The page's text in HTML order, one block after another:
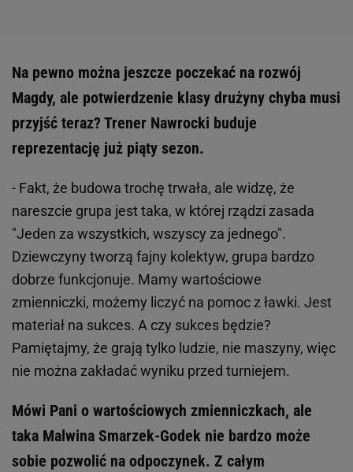
Na pewno można jeszcze poczekać na rozwój
Magdy, ale potwierdzenie klasy drużyny chyba musi
przyjść teraz? Trener Nawrocki buduje
reprezentację już piąty sezon.
- Fakt, że budowa trochę trwała, ale widzę, że
nareszcie grupa jest taka, w której rządzi zasada
"Jeden za wszystkich, wszyscy za jednego".
Dziewczyny tworzą fajny kolektyw, grupa bardzo
dobrze funkcjonuje. Mamy wartościowe
zmienniczki, możemy liczyć na pomoc z ławki. Jest
materiał na sukces. A czy sukces będzie?
Pamiętajmy, że grają tylko ludzie, nie maszyny, więc
nie można zakładać wyniku przed turniejem.
Mówi Pani o wartościowych zmienniczkach, ale
taka Malwina Smarzek-Godek nie bardzo może
sobie pozwolić na odpoczynek. Z całym